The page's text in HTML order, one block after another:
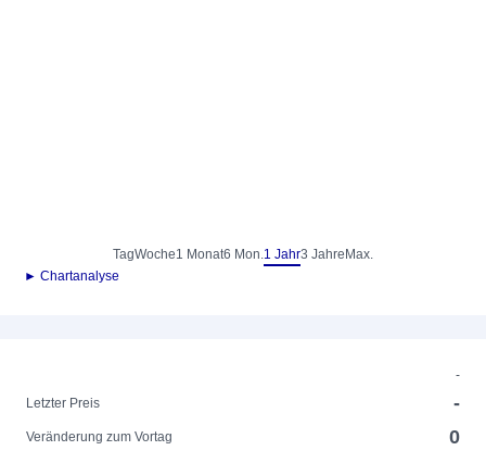
TagWoche1 Monat6 Mon.1 Jahr3 Jahre Max.
► Chartanalyse
-
Letzter Preis
-
Veränderung zum Vortag 0